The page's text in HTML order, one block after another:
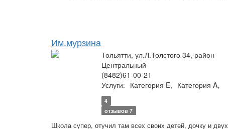
Им.мурзина
Тольятти, ул.Л.Толстого 34, район
Центральный
(8482)61-00-21
Услуги: Категория E, Категория A,
4
отзывов 7
Школа супер, отучил там всех своих детей, дочку и двух